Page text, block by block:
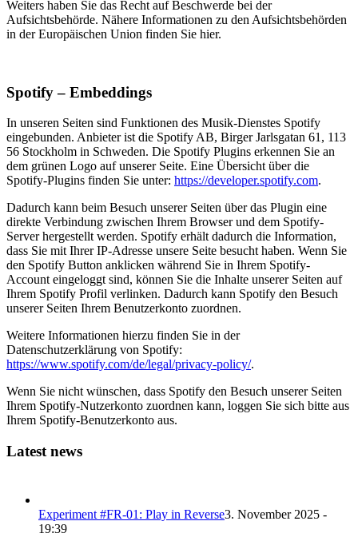
Weiters haben Sie das Recht auf Beschwerde bei der
Aufsichtsbehörde. Nähere Informationen zu den Aufsichtsbehörden
in der Europäischen Union finden Sie hier.
Spotify – Embeddings
In unseren Seiten sind Funktionen des Musik-Dienstes Spotify
eingebunden. Anbieter ist die Spotify AB, Birger Jarlsgatan 61, 113
56 Stockholm in Schweden. Die Spotify Plugins erkennen Sie an
dem grünen Logo auf unserer Seite. Eine Übersicht über die
Spotify-Plugins finden Sie unter: https://developer.spotify.com.
Dadurch kann beim Besuch unserer Seiten über das Plugin eine
direkte Verbindung zwischen Ihrem Browser und dem Spotify-
Server hergestellt werden. Spotify erhält dadurch die Information,
dass Sie mit Ihrer IP-Adresse unsere Seite besucht haben. Wenn Sie
den Spotify Button anklicken während Sie in Ihrem Spotify-
Account eingeloggt sind, können Sie die Inhalte unserer Seiten auf
Ihrem Spotify Profil verlinken. Dadurch kann Spotify den Besuch
unserer Seiten Ihrem Benutzerkonto zuordnen.
Weitere Informationen hierzu finden Sie in der
Datenschutzerklärung von Spotify:
https://www.spotify.com/de/legal/privacy-policy/.
Wenn Sie nicht wünschen, dass Spotify den Besuch unserer Seiten
Ihrem Spotify-Nutzerkonto zuordnen kann, loggen Sie sich bitte aus
Ihrem Spotify-Benutzerkonto aus.
Latest news
Experiment #FR-01: Play in Reverse3. November 2025 -
19:39